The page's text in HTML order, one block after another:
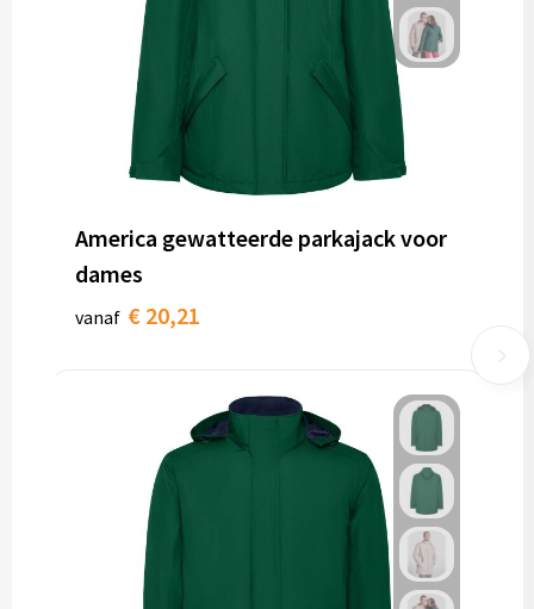
America gewatteerde parkajack voor
dames
vanaf € 20,21